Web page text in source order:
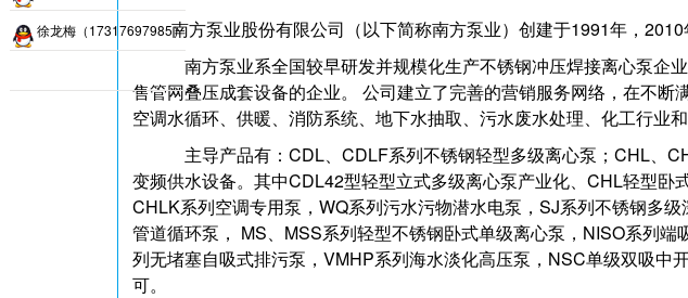
南方泵业股份有限公司（以下简称南方泵业）创建于1991年，2010
南方泵业系全国较早研发并规模化生产不锈钢冲压焊接离心泵企
售管网叠压成套设备的企业。 公司建立了完善的营销服务网络，在不断
空调水循环、供暖、消防系统、地下水抽取、污水废水处理、化工行业和
主导产品有：CDL、CDLF系列不锈钢轻型多级离心泵；CHL、
变频供水设备。其中CDL42型轻型立式多级离心泵产业化、CHL轻型
CHLK系列空调专用泵，WQ系列污水污物潜水电泵，SJ系列不锈钢多
管道循环泵， MS、MSS系列轻型不锈钢卧式单级离心泵，NISO系列
列无堵塞自吸式排污泵，VMHP系列海水淡化高压泵，NSC单级双吸
可。
徐龙梅（17317697985）